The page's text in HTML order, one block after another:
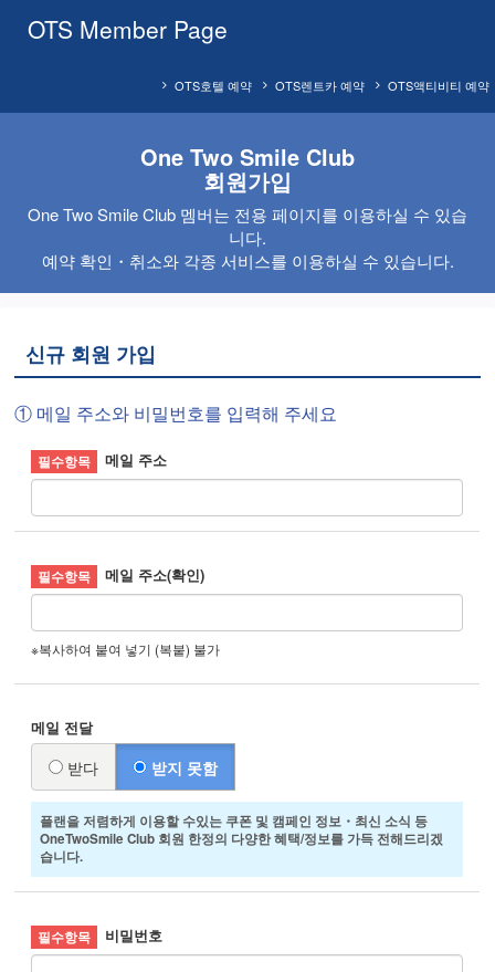
OTS Member Page
OTS액티비티 예약
OTS렌트카 예약
OTS호텔 예약
One Two Smile Club
회원가입
One Two Smile Club 멤버는 전용 페이지를 이용하실 수 있습
니다.
예약 확인・취소와 각종 서비스를 이용하실 수 있습니다.
신규 회원 가입
① 메일 주소와 비밀번호를 입력해 주세요
메일 주소
메일 주소(확인)
※복사하여 붙여 넣기 (복붙) 불가
메일 전달
받다 받지 못함
플랜을 저렴하게 이용할 수있는 쿠폰 및 캠페인 정보・최신 소식 등
OneTwoSmile Club 회원 한정의 다양한 혜택/정보를 가득 전해드리겠
습니다.
비밀번호